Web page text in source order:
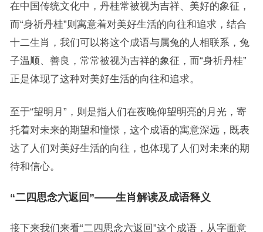
在中国传统文化中，丹桂常被视为吉祥、美好的象征，
而“身祈丹桂”则寓意着对美好生活的向往和追求，结合
十二生肖，我们可以将这个成语与属兔的人相联系，兔
子温顺、善良，常常被视为吉祥的象征，而“身祈丹桂”
正是体现了这种对美好生活的向往和追求。
至于“望明月”，则是指人们在夜晚仰望明亮的月光，寄
托着对未来的期望和憧憬，这个成语的寓意深远，既表
达了人们对美好生活的向往，也体现了人们对未来的期
待和信心。
“二四思念六返回”——生肖解读及成语释义
接下来我们来看“二四思念六返回”这个成语，从字面意